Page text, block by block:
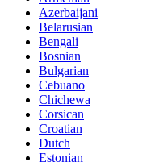
Azerbaijani
Belarusian
Bengali
Bosnian
Bulgarian
Cebuano
Chichewa
Corsican
Croatian
Dutch
Estonian